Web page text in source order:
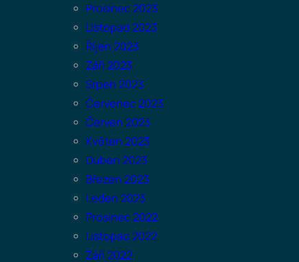
Prosinec 2023
Listopad 2023
Říjen 2023
Září 2023
Srpen 2023
Červenec 2023
Červen 2023
Květen 2023
Duben 2023
Březen 2023
Leden 2023
Prosinec 2022
Listopad 2022
Září 2022